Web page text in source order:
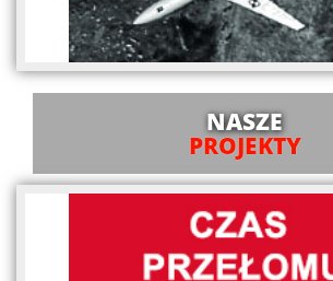
NASZE
PROJEKTY